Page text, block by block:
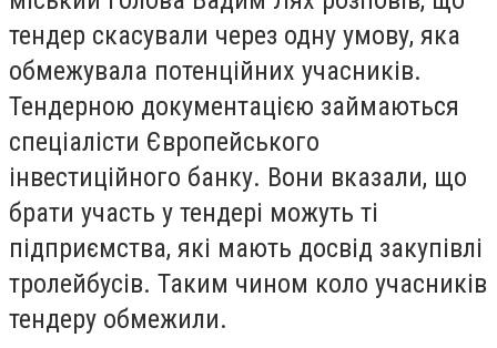
тендер скасували через одну умову, яка
обмежувала потенційних учасників.
Тендерною документацією займаються
спеціалісти Європейського
інвестиційного банку. Вони вказали, що
брати участь у тендері можуть ті
підприємства, які мають досвід закупівлі
тролейбусів. Таким чином коло учасників
тендеру обмежили.